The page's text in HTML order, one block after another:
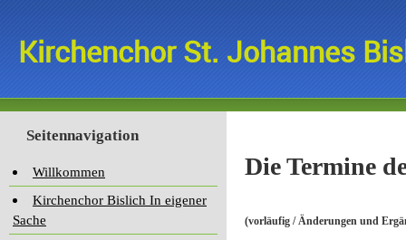
Kirchenchor St. Johannes
Seitennavigation
Willkommen
Kirchenchor Bislich In eigener
Sache
Die Termine
(vorläufig / Änderungen und